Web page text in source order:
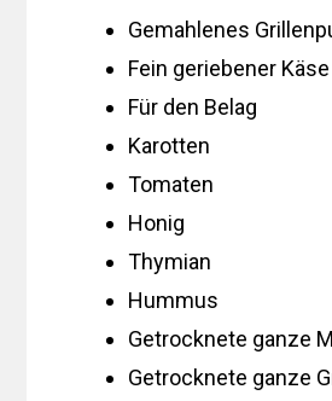
Gemahlenes
Fein geriebener
Für den Belag
Karotten
Tomaten
Honig
Thymian
Hummus
Getrocknete ganze
Getrocknete ganze